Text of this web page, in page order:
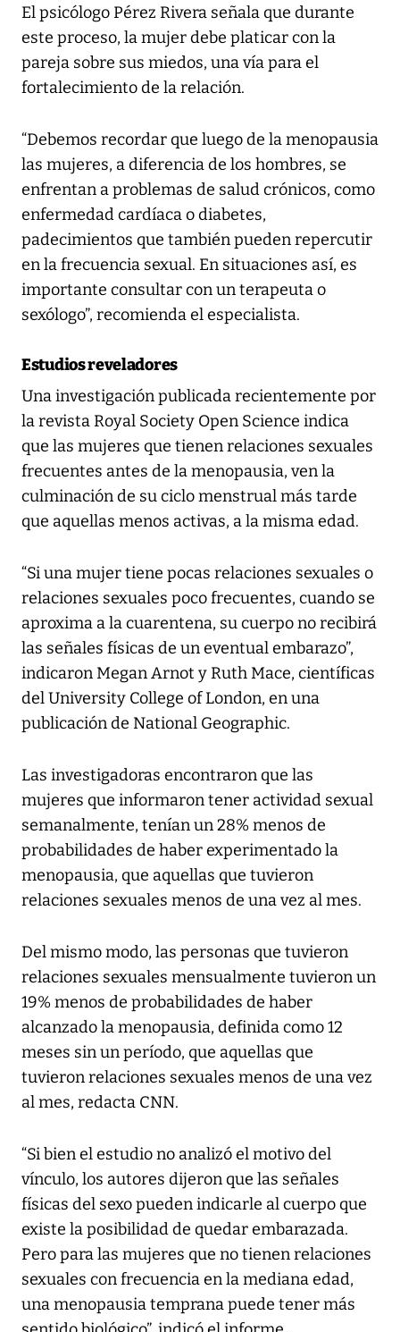
El psicólogo Pérez Rivera señala que durante
este proceso, la mujer debe platicar con la
pareja sobre sus miedos, una vía para el
fortalecimiento de la relación.
“Debemos recordar que luego de la menopausia
las mujeres, a diferencia de los hombres, se
enfrentan a problemas de salud crónicos, como
enfermedad cardíaca o diabetes,
padecimientos que también pueden repercutir
en la frecuencia sexual. En situaciones así, es
importante consultar con un terapeuta o
sexólogo”, recomienda el especialista.
Estudios reveladores
Una investigación publicada recientemente por
la revistaRoyal Society Open Science indica
que las mujeres que tienen relaciones sexuales
frecuentes antes de la menopausia, ven la
culminación de su ciclo menstrual más tarde
que aquellas menos activas, a la misma edad.
“Si una mujer tiene pocas relaciones sexuales o
relaciones sexuales poco frecuentes, cuando se
aproxima a la cuarentena, su cuerpo no recibirá
las señales físicas de un eventual embarazo”,
indicaron Megan Arnot y Ruth Mace, científicas
del University College of London, en una
publicación de National Geographic.
Las investigadoras encontraron que las
mujeres que informaron tener actividad sexual
semanalmente, tenían un 28% menos de
probabilidades de haber experimentado la
menopausia, que aquellas que tuvieron
relaciones sexuales menos de una vez al mes.
Del mismo modo, las personas que tuvieron
relaciones sexuales mensualmente tuvieron un
19% menos de probabilidades de haber
alcanzado la menopausia, definida como 12
meses sin un período, que aquellas que
tuvieron relaciones sexuales menos de una vez
al mes, redacta CNN.
“Si bien el estudio no analizó el motivo del
vínculo, los autores dijeron que las señales
físicas del sexo pueden indicarle al cuerpo que
existe la posibilidad de quedar embarazada.
Pero para las mujeres que no tienen relaciones
sexuales con frecuencia en la mediana edad,
una menopausia temprana puede tener más